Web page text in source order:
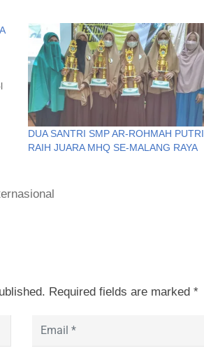
DUA SANTRI SMP AR-ROHMAH PUTRI
RAIH JUARA MHQ SE-MALANG RAYA
Required fields are marked *